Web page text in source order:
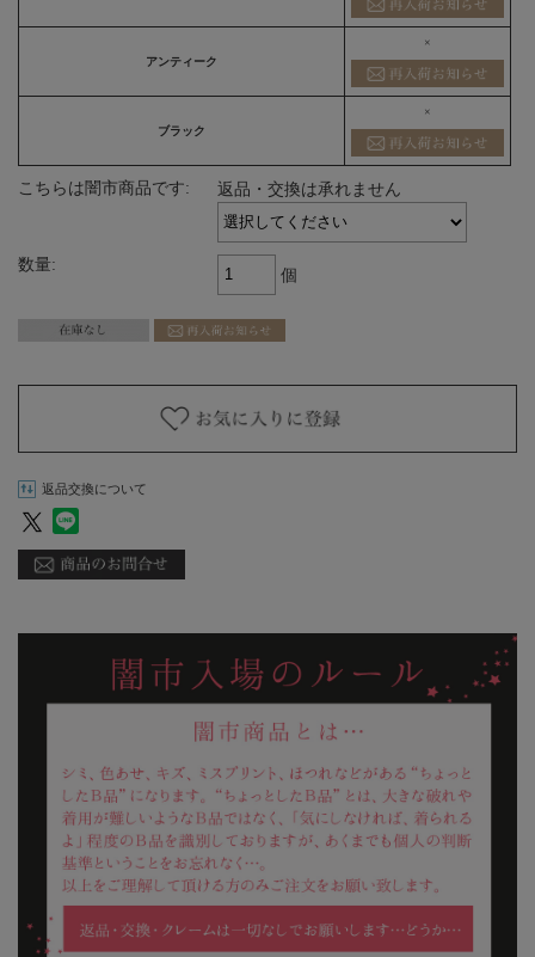
アンティーク
×
ブラック
×
こちらは闇市商品です: 返品・交換は承れません
数量:
個
返品交換について